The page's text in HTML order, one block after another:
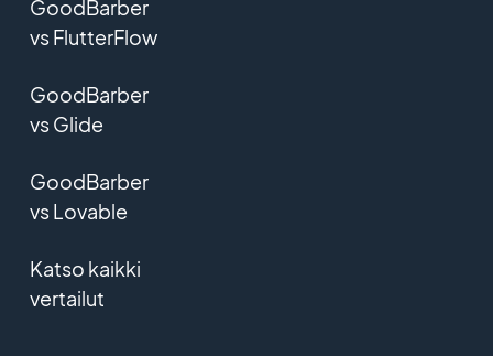
GoodBarber
vs FlutterFlow
GoodBarber
vs Glide
GoodBarber
vs Lovable
Katso kaikki
vertailut